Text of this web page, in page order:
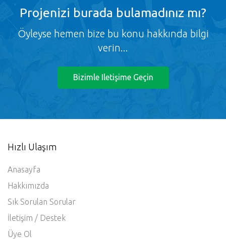
Projenizi burada bulamadınız mı?
Öyleyse hemen bize bu konu hakkında bilgi
verin...
Bizimle Iletişime Geçin
Hızlı Ulaşım
Anasayfa
Hakkımızda
Sık Sorulan Sorular
İletişim / Destek
Üye Ol